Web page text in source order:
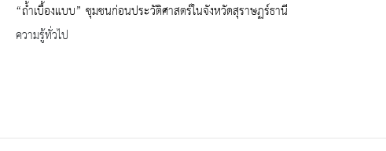
“ถ้ำเบื้องแบบ” ชุมชนก่อนประวัติศาสตร์ในจังหวัดสุราษฏร์ธานี
ความรู้ทั่วไป